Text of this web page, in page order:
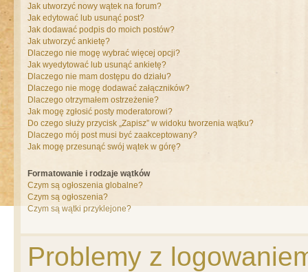
Jak utworzyć nowy wątek na forum?
Jak edytować lub usunąć post?
Jak dodawać podpis do moich postów?
Jak utworzyć ankietę?
Dlaczego nie mogę wybrać więcej opcji?
Jak wyedytować lub usunąć ankietę?
Dlaczego nie mam dostępu do działu?
Dlaczego nie mogę dodawać załączników?
Dlaczego otrzymałem ostrzeżenie?
Jak mogę zgłosić posty moderatorowi?
Do czego służy przycisk „Zapisz” w widoku tworzenia wątku?
Dlaczego mój post musi być zaakceptowany?
Jak mogę przesunąć swój wątek w górę?
Formatowanie i rodzaje wątków
Czym są ogłoszenia globalne?
Czym są ogłoszenia?
Czym są wątki przyklejone?
Problemy z